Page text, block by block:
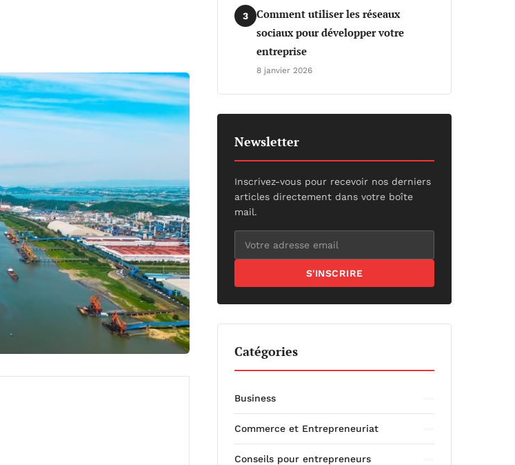
3
Comment utiliser les réseaux
sociaux pour développer votre
entreprise
8 janvier 2026
Newsletter
Inscrivez-vous pour recevoir nos derniers
articles directement dans votre boîte
mail.
S'INSCRIRE
Catégories
Business
Commerce et Entrepreneuriat
Conseils pour entrepreneurs